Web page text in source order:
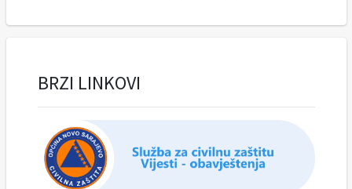
BRZI LINKOVI